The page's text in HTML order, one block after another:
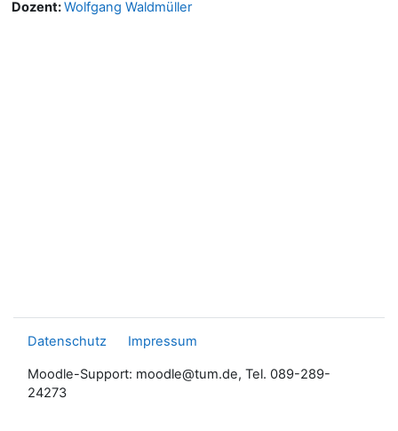
Dozent:Wolfgang Waldmüller
Datenschutz Impressum
Moodle-Support: moodle@tum.de, Tel. 089-289-
24273